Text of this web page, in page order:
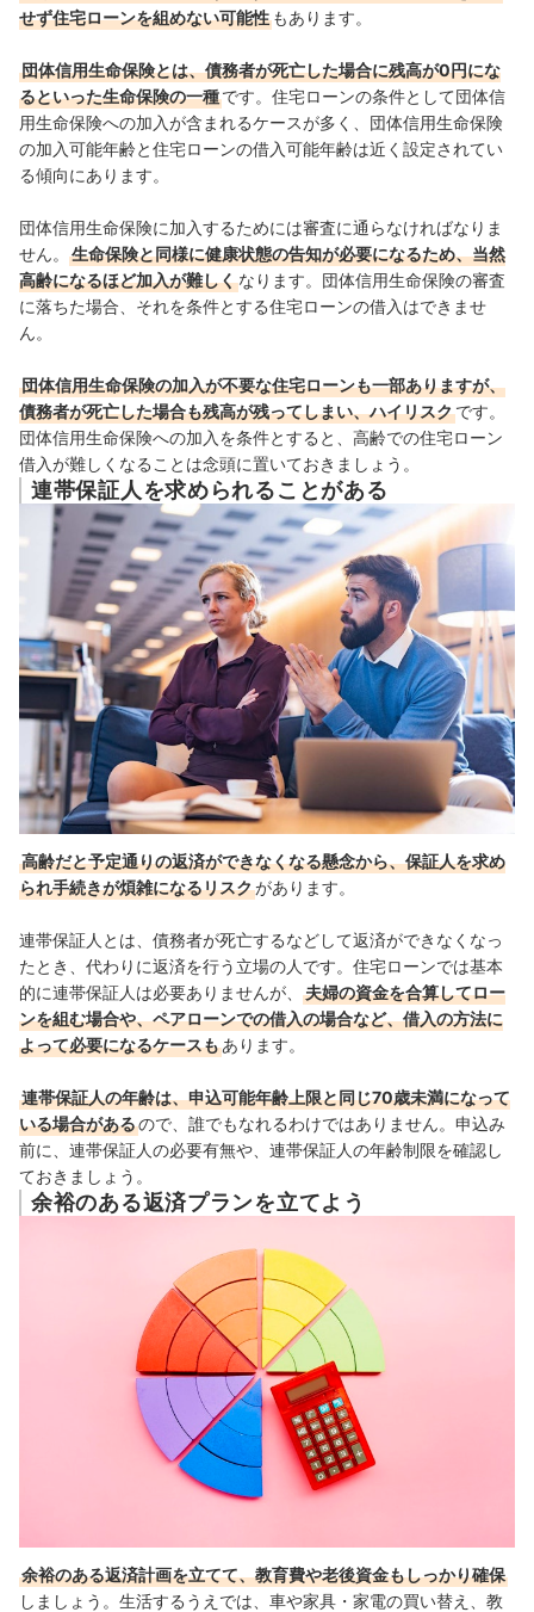
せず住宅ローンを組めない可能性 もあります。
団体信用生命保険とは、債務者が死亡した場合に残高が0円にな
るといった生命保険の一種です。住宅ローンの条件として団体信
用生命保険への加入が含まれるケースが多く、団体信用生命保険
の加入可能年齢と住宅ローンの借入可能年齢は近く設定されてい
る傾向にあります。
団体信用生命保険に加入するためには審査に通らなければなりま
せん。
生命保険と同様に健康状態の告知が必要になるため、当然
高齢になるほど加入が難しくなります。団体信用生命保険の審査
に落ちた場合、それを条件とする住宅ローンの借入はできませ
ん。
団体信用生命保険の加入が不要な住宅ローンも一部ありますが、
債務者が死亡した場合も残高が残ってしまい、ハイリスクです。
団体信用生命保険への加入を条件とすると、高齢での住宅ローン
借入が難しくなることは念頭に置いておきましょう。
連帯保証人を求められることがある
高齢だと予定通りの返済ができなくなる懸念から、保証人を求め
られ手続きが煩雑になるリスクがあります。
連帯保証人とは、債務者が死亡するなどして返済ができなくなっ
たとき、代わりに返済を行う立場の人です。住宅ローンでは基本
的に連帯保証人は必要ありませんが、
夫婦の資金を合算してロー
ンを組む場合や、ペアローンでの借入の場合など、借入の方法に
よって必要になるケースもあります。
連帯保証人の年齢は、申込可能年齢上限と同じ70歳未満になって
いる場合があるので、誰でもなれるわけではありません。申込み
前に、連帯保証人の必要有無や、連帯保証人の年齢制限を確認し
ておきましょう。
余裕のある返済プランを立てよう
余裕のある返済計画を立てて、教育費や老後資金もしっかり確保
しましょう。 生活するうえでは、車や家具・家電の買い替え、教